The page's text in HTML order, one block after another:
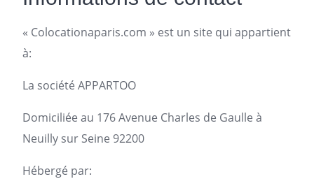
« Colocationaparis.com » est un site qui appartient
à:
La société APPARTOO
Domiciliée au 176 Avenue Charles de Gaulle à
Neuilly sur Seine 92200
Hébergé par: